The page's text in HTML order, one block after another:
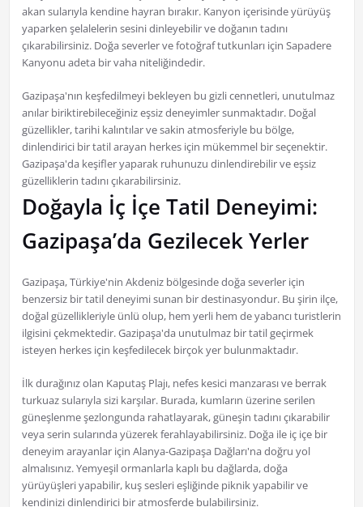
akan sularıyla kendine hayran bırakır. Kanyon içerisinde yürüyüş
yaparken şelalelerin sesini dinleyebilir ve doğanın tadını
çıkarabilirsiniz. Doğa severler ve fotoğraf tutkunları için Sapadere
Kanyonu adeta bir vaha niteliğindedir.
Gazipaşa'nın keşfedilmeyi bekleyen bu gizli cennetleri, unutulmaz
anılar biriktirebileceğiniz eşsiz deneyimler sunmaktadır. Doğal
güzellikler, tarihi kalıntılar ve sakin atmosferiyle bu bölge,
dinlendirici bir tatil arayan herkes için mükemmel bir seçenektir.
Gazipaşa'da keşifler yaparak ruhunuzu dinlendirebilir ve eşsiz
güzelliklerin tadını çıkarabilirsiniz.
Doğayla İç İçe Tatil Deneyimi:
Gazipaşa’da Gezilecek Yerler
Gazipaşa, Türkiye'nin Akdeniz bölgesinde doğa severler için
benzersiz bir tatil deneyimi sunan bir destinasyondur. Bu şirin ilçe,
doğal güzellikleriyle ünlü olup, hem yerli hem de yabancı turistlerin
ilgisini çekmektedir. Gazipaşa'da unutulmaz bir tatil geçirmek
isteyen herkes için keşfedilecek birçok yer bulunmaktadır.
İlk durağınız olan Kaputaş Plajı, nefes kesici manzarası ve berrak
turkuaz sularıyla sizi karşılar. Burada, kumların üzerine serilen
güneşlenme şezlongunda rahatlayarak, güneşin tadını çıkarabilir
veya serin sularında yüzerek ferahlayabilirsiniz. Doğa ile iç içe bir
deneyim arayanlar için Alanya-Gazipaşa Dağları'na doğru yol
almalısınız. Yemyeşil ormanlarla kaplı bu dağlarda, doğa
yürüyüşleri yapabilir, kuş sesleri eşliğinde piknik yapabilir ve
kendinizi dinlendirici bir atmosferde bulabilirsiniz.